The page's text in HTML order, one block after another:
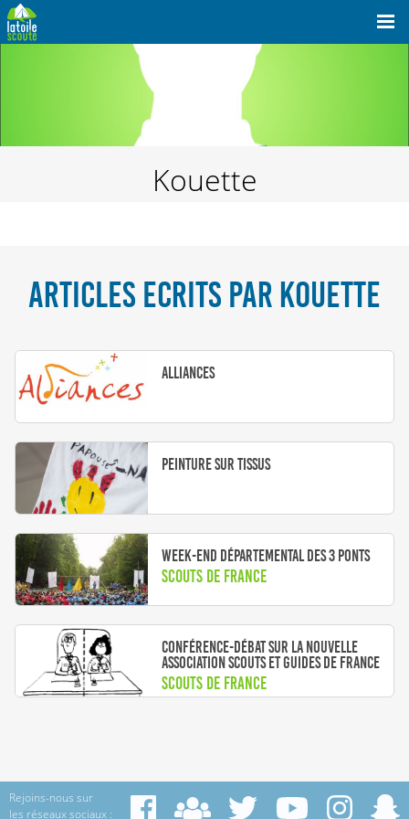
Kouette
ARTICLES ECRITS PAR KOUETTE
Alliances
Peinture sur tissus
Week-end départemental des 3 Ponts
Scouts de France
Conférence-débat sur la nouvelle
association Scouts et Guides de France
Scouts de France
Rejoins-nous sur
les réseaux sociaux :